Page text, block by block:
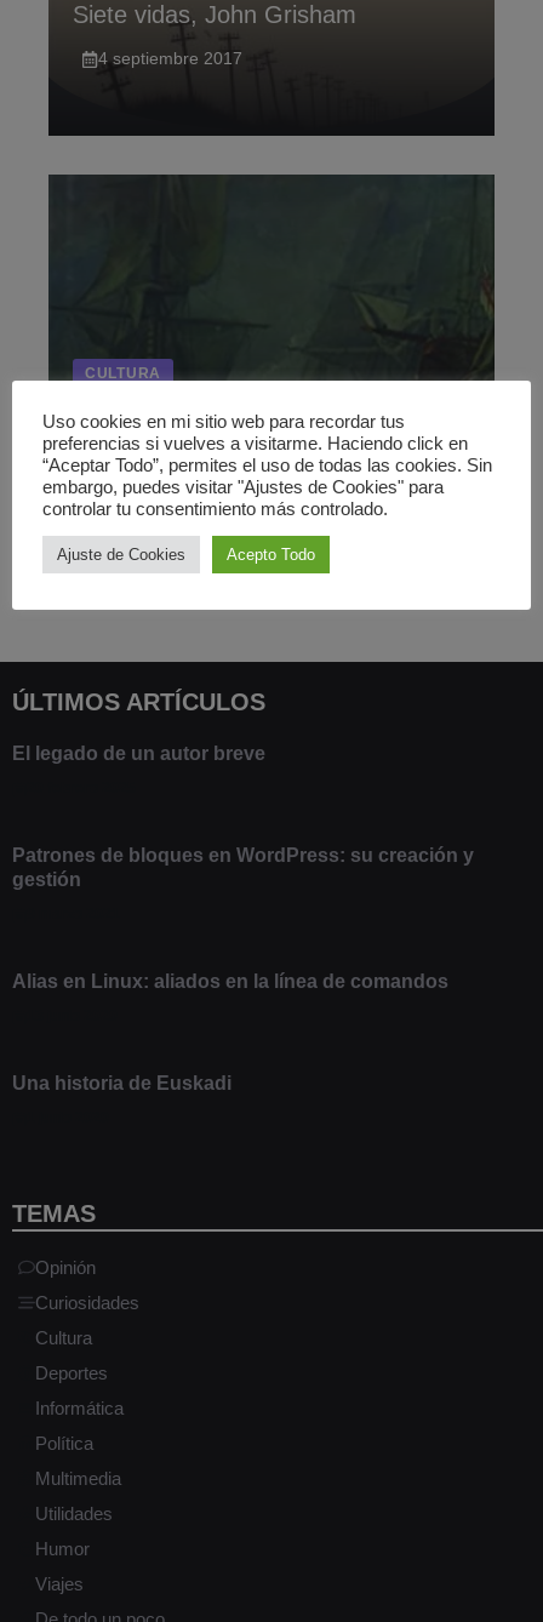
Siete vidas, John Grisham
4 septiembre 2017
CULTURA
Cabo Trafalgar
12 octubre 2007
ÚLTIMOS ARTÍCULOS
El legado de un autor breve
Patrones de bloques en WordPress: su creación y
gestión
Alias en Linux: aliados en la línea de comandos
Una historia de Euskadi
TEMAS
Opinión
Curiosidades
Cultura
Deportes
Informática
Política
Multimedia
Utilidades
Humor
Viajes
Uso cookies en mi sitio web para recordar tus
preferencias si vuelves a visitarme. Haciendo click en
“Aceptar Todo”, permites el uso de todas las cookies. Sin
embargo, puedes visitar "Ajustes de Cookies" para
controlar tu consentimiento más controlado.
Ajuste de Cookies Acepto Todo